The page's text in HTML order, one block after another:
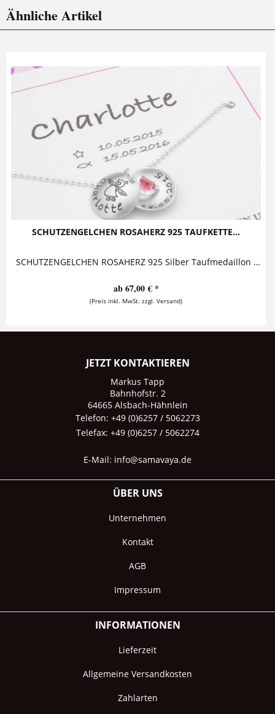
Ähnliche Artikel
SCHUTZENGELCHEN ROSAHERZ 925 TAUFKETTE...
SCHUTZENGELCHEN ROSAHERZ 925 Silber Taufmedaillon mit Schutzengelchen in Geschenkbox Taufkette bestehend aus zwei gewölbten Buttons und einer...
ab 67,00 € *
(Preis inkl. MwSt. zzgl. Versand)
JETZT KONTAKTIEREN
Markus Tapp
Bahnhofstr. 2
64665 Alsbach-Hähnlein
Telefon: +49 (0)6257 / 5062273
Telefax: +49 (0)6257 / 5062274
E-Mail: info@samavaya.de
ÜBER UNS
Unternehmen
Kontakt
AGB
Impressum
INFORMATIONEN
Lieferzeit
Allgemeine Versandkosten
Zahlarten